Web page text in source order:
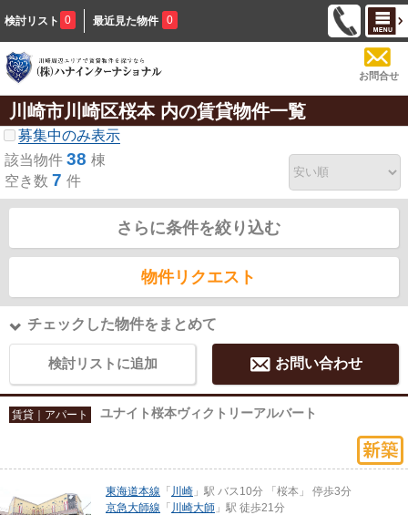
検討リスト 0 最近見た物件 0
お問合せ
川崎市川崎区桜本 内の賃貸物件一覧
募集中のみ表示
該当物件 38 棟
空き数 7 件
さらに条件を絞り込む
物件リクエスト
チェックした物件をまとめて
検討リストに追加 お問い合わせ
賃貸｜アパート ユナイト桜本ヴィクトリーアルバート
東海道本線 「 川崎 」駅 バス10分 「桜本」 停歩3分
京急大師線 「 川崎大師 」駅 徒歩21分